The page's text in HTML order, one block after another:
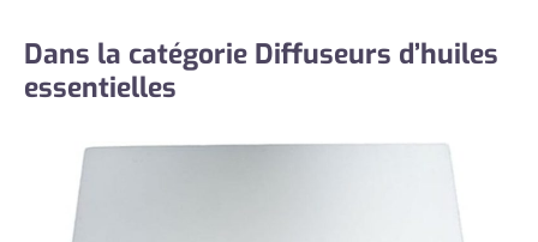
Dans la catégorie Diffuseurs d’huiles
essentielles